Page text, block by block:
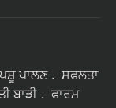
ਪਸ਼ੂ ਪਾਲਣ
ਸਫਲਤਾ
ਬਾੜੀ
ਫਾਰਮ